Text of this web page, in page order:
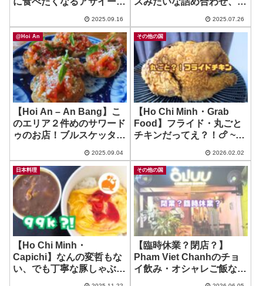
2025.09.16
Express
2025.07.26
@Hoi An
【Hoi An – An Bang】こ
のエリア２件めのサワード
ゥのお店！ブルスケッタ最
2025.09.04
その他の国
【Ho Chi Minh・Grab
Food】フライド・丸ごと
チキンだってえ？！🍗 ~
2026.02.02
日本料理
【Ho Chi Minh・
Capichi】なんの変哲もな
い、でも丁寧な豚しゃぶカ
その他の国
【臨時休業？閉店？】
Pham Viet Chanhのチョ
イ飲み・オシャレご飯なら